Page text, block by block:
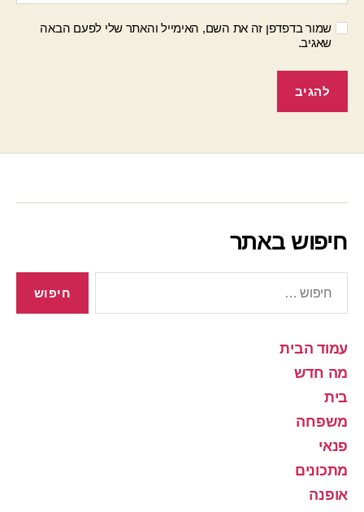
שמור בדפדפן זה את השם, האימייל והאתר שלי לפעם הבאה
שאגיב.
חיפוש באתר
עמוד הבית
מה חדש
בית
משפחה
פנאי
מתכונים
אופנה